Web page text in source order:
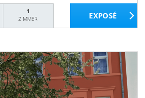
1
ZIMMER